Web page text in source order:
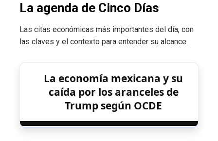
La agenda de Cinco Días
Las citas económicas más importantes del día, con
las claves y el contexto para entender su alcance.
La economía mexicana y su
caída por los aranceles de
Trump según OCDE